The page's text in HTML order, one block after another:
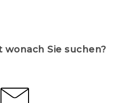
wonach Sie suchen?